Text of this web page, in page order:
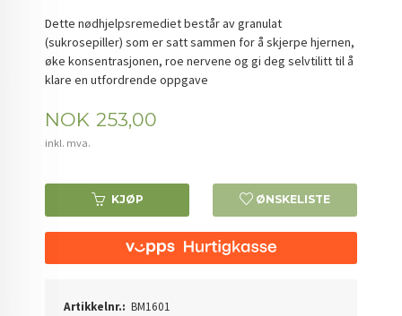
Dette nødhjelpsremediet består av granulat
(sukrosepiller) som er satt sammen for å skjerpe hjernen,
øke konsentrasjonen, roe nervene og gi deg selvtilitt til å
klare en utfordrende oppgave
Pris
NOK 253,00
inkl. mva.
KJØP ØNSKELISTE
Artikkelnr.: BM1601